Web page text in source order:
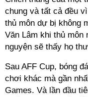
chung và tất cả đều
thủ môn dự bị không
Văn Lâm khi thủ môn
nguyện sẽ thấy họ
Sau AFF Cup, bóng
chơi khác mà gần
Games. Và lần đầu